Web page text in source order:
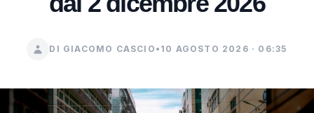
DI GIACOMO CASCIO • 10 AGOSTO 2026 · 06:35